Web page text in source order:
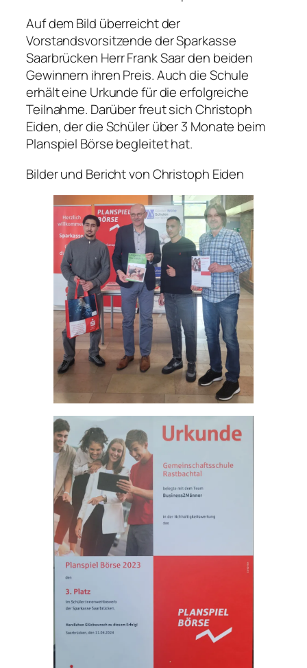
Auf dem Bild überreicht der
Vorstandsvorsitzende der Sparkasse
Saarbrücken Herr Frank Saar den beiden
Gewinnern ihren Preis. Auch die Schule
erhält eine Urkunde für die erfolgreiche
Teilnahme. Darüber freut sich Christoph
Eiden, der die Schüler über 3 Monate beim
Planspiel Börse begleitet hat.
Bilder und Bericht von Christoph Eiden